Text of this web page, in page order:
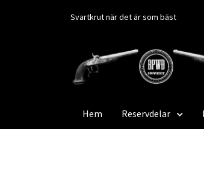
Svartkrut när det är som bäst
Hem Reservdelar